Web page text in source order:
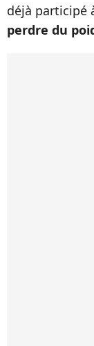
déjà participé
perdre du